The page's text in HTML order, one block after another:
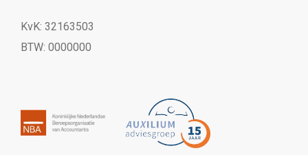
KvK: 32163503
BTW: 0000000